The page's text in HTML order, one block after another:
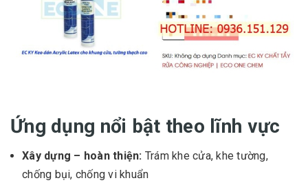
Ứng dụng nổi bật theo lĩnh vực
Xây dựng – hoàn thiện: Trám khe cửa, khe tường,
chống bụi, chống vi khuẩn